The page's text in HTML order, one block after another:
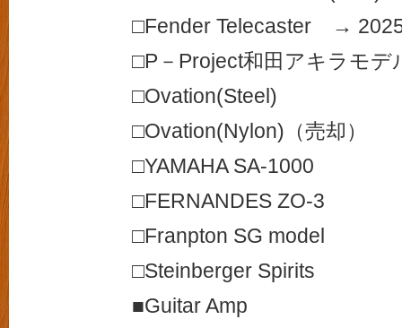
□Fender Telecaster →
□P－Project和田アキラモデ
□Ovation(Steel)
□Ovation(Nylon)（売却）
□YAMAHA SA-1000
□FERNANDES ZO-3
□Franpton SG model
□Steinberger Spirits
■Guitar Amp